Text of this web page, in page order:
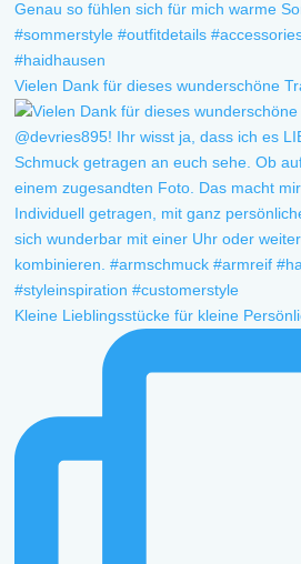
Vielen Dank für dieses wunderschöne
Kleine Lieblingsstücke für kleine